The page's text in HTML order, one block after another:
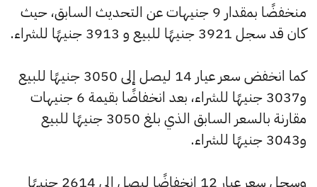
منخفضًا بمقدار 9 جنيهات عن التحديث السابق، حيث
كان قد سجل 3921 جنيهًا للبيع و 3913 جنيهًا للشراء.
كما انخفض سعر عيار 14 ليصل إلى 3050 جنيهًا للبيع
و3037 جنيهًا للشراء، بعد انخفاضًا بقيمة 6 جنيهات
مقارنة بالسعر السابق الذي بلغ 3050 جنيهًا للبيع
و3043 جنيهًا للشراء.
وسجل سعر عيار 12 انخفاضًا ليصل إلى 2614 جنيهًا